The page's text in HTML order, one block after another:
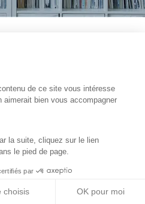
accompagner pendant votre
la suite, cliquez sur le lien
le pied de page.
par
choisis OK pour moi